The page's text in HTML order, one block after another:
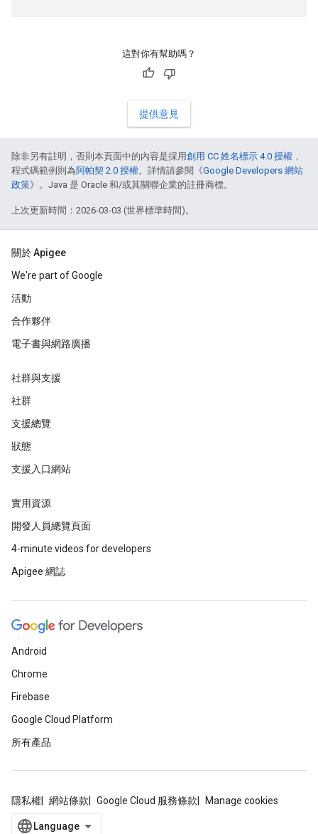
這對你有幫助嗎？
提供意見
除非另有註明，否則本頁面中的內容是採用創用 CC 姓名標示 4.0 授權 ，
程式碼範例則為阿帕契 2.0 授權。詳情請參閱《Google Developers 網站
政策》。Java 是 Oracle 和/或其關聯企業的註冊商標。
上次更新時間：2026-03-03 (世界標準時間)。
關於 Apigee
We're part of Google
活動
合作夥伴
電子書與網路廣播
社群與支援
社群
支援總覽
狀態
支援入口網站
實用資源
開發人員總覽頁面
4-minute videos for developers
Apigee 網誌
Android
Chrome
Firebase
Google Cloud Platform
所有產品
隱私權 網站條款 Google Cloud 服務條款 Manage cookies